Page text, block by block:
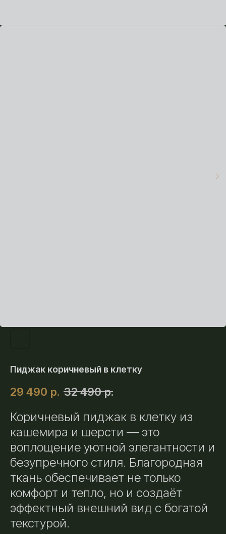
Пиджак коричневый в клетку
29 490 р. 32 490 р.
Коричневый пиджак в клетку из
кашемира и шерсти — это
воплощение уютной элегантности и
безупречного стиля. Благородная
ткань обеспечивает не только
комфорт и тепло, но и создаёт
эффектный внешний вид с богатой
текстурой.